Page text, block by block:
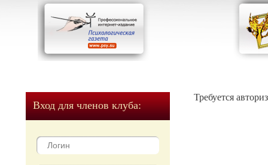
Вход для членов клуба:
Требуется